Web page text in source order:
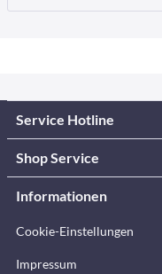
Service Hotline
Shop Service
Informationen
Cookie-Einstellungen
Impressum